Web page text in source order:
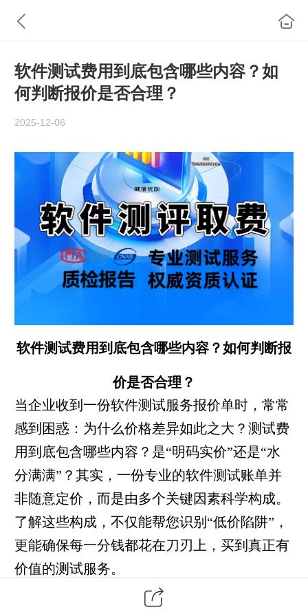
软件测试费用到底包含哪些内容？如
何判断报价是否合理？
2025-12-06
软件测试费用到底包含哪些内容？如何判断报
价是否合理？
当企业收到一份软件测试服务报价单时，常常
感到困惑：为什么价格差异如此之大？ 测试费
用到底包含哪些内容？是“明码实价”还是“水
分满满”？其实，一份专业的软件测试账单并
非随意定价，而是由多个关键因素科学构成。
了解这些构成，不仅能帮您识别“低价陷阱”，
更能确保每一分钱都花在刀刃上，买到真正有
价值的测试服务。
一、测试费用不是“一口价”，而是“组合拳”